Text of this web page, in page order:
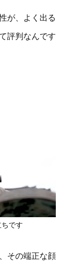
が、よく出る
評判なんです
です
その端正な顔